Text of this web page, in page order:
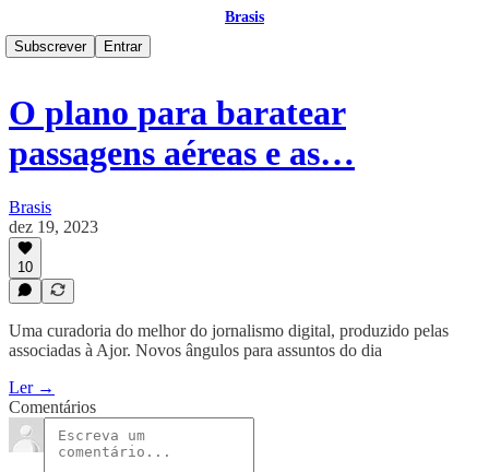
Brasis
Subscrever
Entrar
O plano para baratear
passagens aéreas e as…
Brasis
dez 19, 2023
10
Uma curadoria do melhor do jornalismo digital, produzido pelas
associadas à Ajor. Novos ângulos para assuntos do dia
Ler →
Comentários